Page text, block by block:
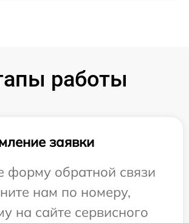
работы
заявки
форму обратной связи
нам по номеру,
на сайте сервисного